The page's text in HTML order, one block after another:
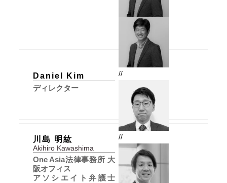
Daniel Kim
ディレクター
//
川島 明紘
Akihiro Kawashima
One Asia法律事務所 大
阪オフィス
アソシエイト弁護士
//